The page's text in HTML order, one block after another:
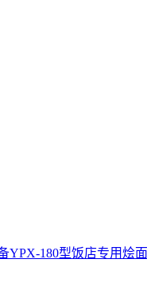
YPX-180型饭店专用烩